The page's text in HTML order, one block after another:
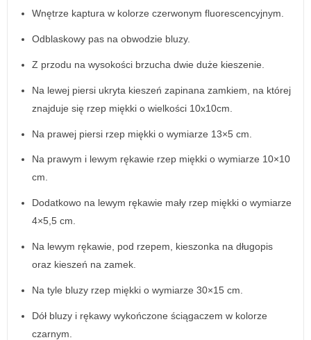
Wnętrze kaptura w kolorze czerwonym fluorescencyjnym.
Odblaskowy pas na obwodzie bluzy.
Z przodu na wysokości brzucha dwie duże kieszenie.
Na lewej piersi ukryta kieszeń zapinana zamkiem, na której
znajduje się rzep miękki o wielkości 10x10cm.
Na prawej piersi rzep miękki o wymiarze 13×5 cm.
Na prawym i lewym rękawie rzep miękki o wymiarze 10×10
cm.
Dodatkowo na lewym rękawie mały rzep miękki o wymiarze
4×5,5 cm.
Na lewym rękawie, pod rzepem, kieszonka na długopis
oraz kieszeń na zamek.
Na tyle bluzy rzep miękki o wymiarze 30×15 cm.
Dół bluzy i rękawy wykończone ściągaczem w kolorze
czarnym.